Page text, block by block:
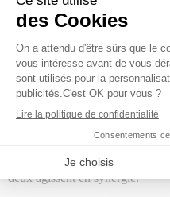
chronique et permet de
non stéroïdiens (AINS). Un
est qu’il ne provoque aucun
AINS! En effet, les anti-
courants sont connus pour être
pourraient provoquer des
nausées et dans les cas les plus
hémorragies.
, comme la
trouve naturellement dans le
deux agissent en synergie.